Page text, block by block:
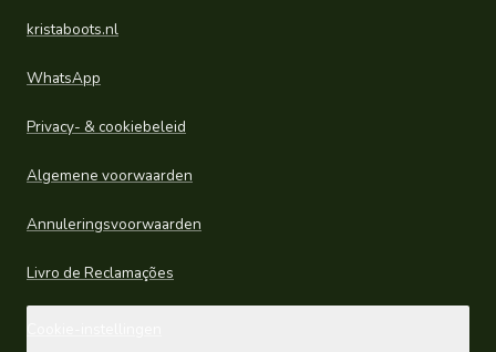
kristaboots.nl
WhatsApp
Privacy- & cookiebeleid
Algemene voorwaarden
Annuleringsvoorwaarden
Livro de Reclamações